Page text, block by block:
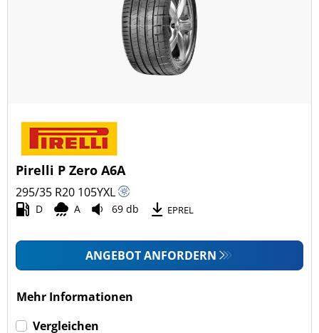
Pirelli P Zero A6A
295/35 R20 105YXL
D A 69 db EPREL
ANGEBOT ANFORDERN
Mehr Informationen
Vergleichen